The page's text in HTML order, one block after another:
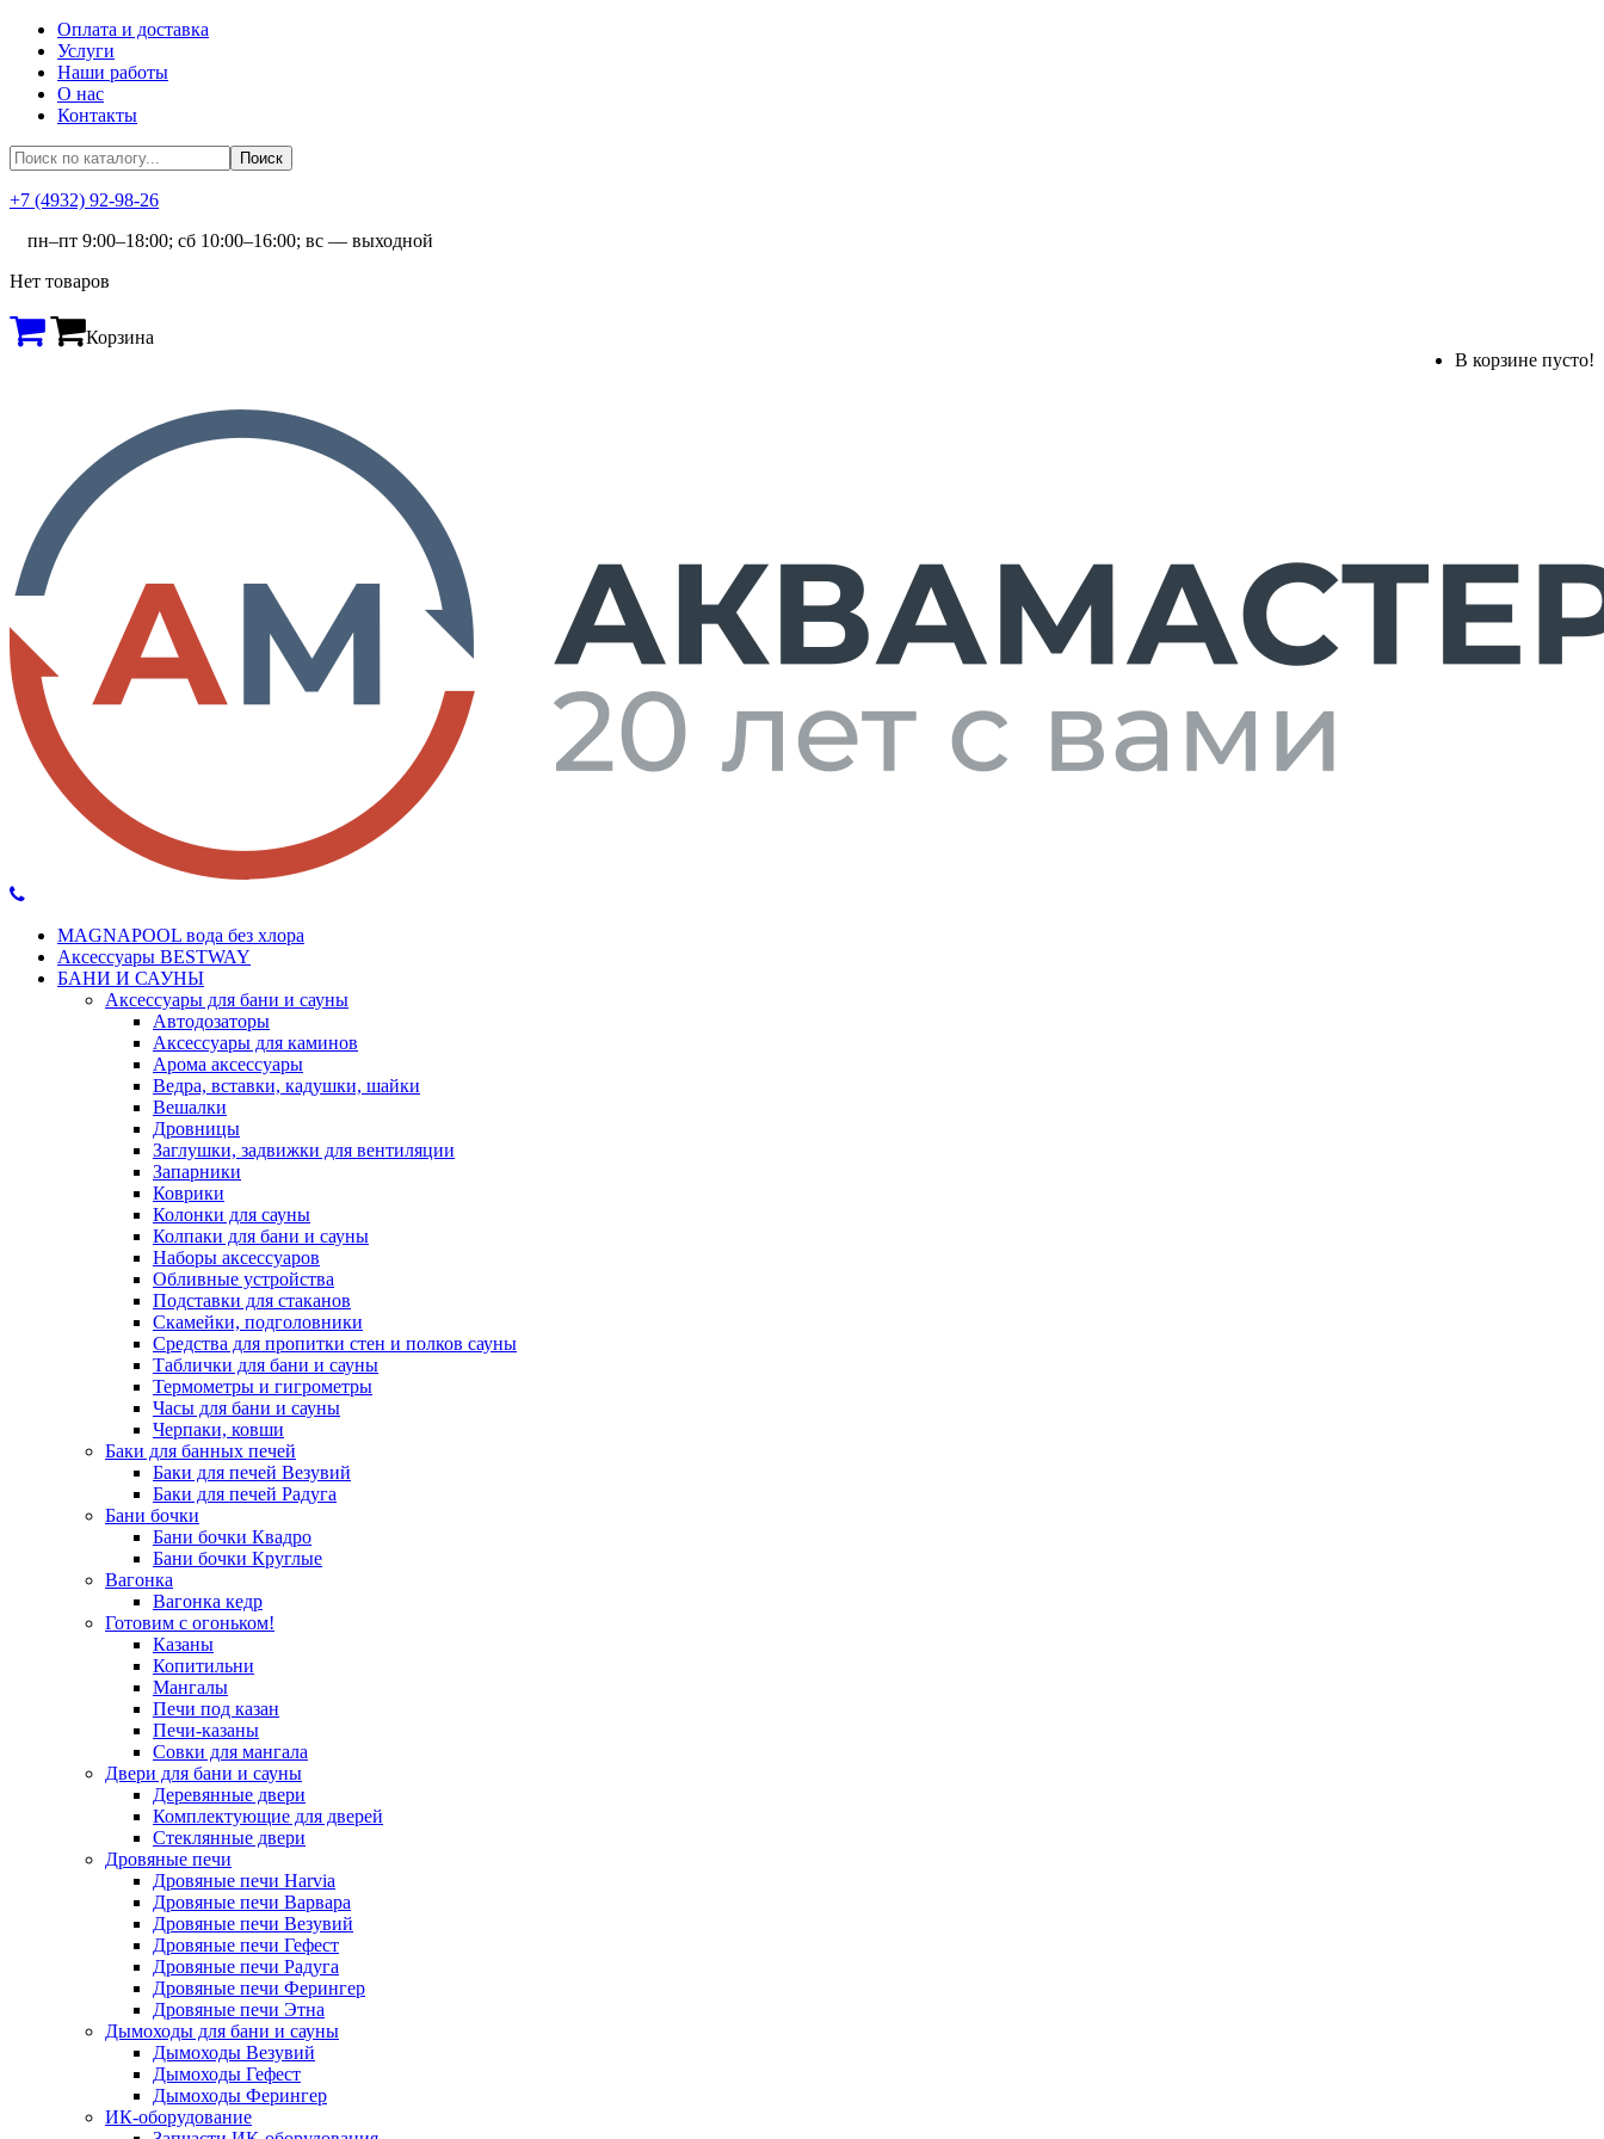
Оплата и доставка
Услуги
Наши работы
О нас
Контакты
+7 (4932) 92-98-26
пн–пт 9:00–18:00; сб 10:00–16:00; вс — выходной
Нет товаров
Корзина
В корзине пусто!
MAGNAPOOL вода без хлора
Аксессуары BESTWAY
БАНИ И САУНЫ
Аксессуары для бани и сауны
Автодозаторы
Аксессуары для каминов
Арома аксессуары
Ведра, вставки, кадушки, шайки
Вешалки
Дровницы
Заглушки, задвижки для вентиляции
Запарники
Коврики
Колонки для сауны
Колпаки для бани и сауны
Наборы аксессуаров
Обливные устройства
Подставки для стаканов
Скамейки, подголовники
Средства для пропитки стен и полков сауны
Таблички для бани и сауны
Термометры и гигрометры
Часы для бани и сауны
Черпаки, ковши
Баки для банных печей
Баки для печей Везувий
Баки для печей Радуга
Бани бочки
Бани бочки Квадро
Бани бочки Круглые
Вагонка
Вагонка кедр
Готовим с огоньком!
Казаны
Копитильни
Мангалы
Печи под казан
Печи-казаны
Совки для мангала
Двери для бани и сауны
Деревянные двери
Комплектующие для дверей
Стеклянные двери
Дровяные печи
Дровяные печи Harvia
Дровяные печи Варвара
Дровяные печи Везувий
Дровяные печи Гефест
Дровяные печи Радуга
Дровяные печи Ферингер
Дровяные печи Этна
Дымоходы для бани и сауны
Дымоходы Везувий
Дымоходы Гефест
Дымоходы Ферингер
ИК-оборудование